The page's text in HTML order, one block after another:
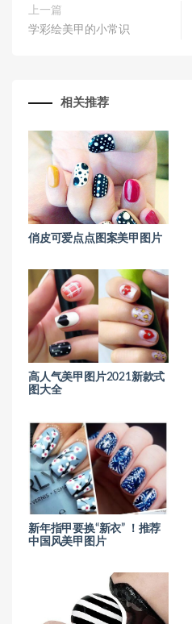
上一篇
学彩绘美甲的小常识
相关推荐
俏皮可爱点点图案美甲图片
高人气美甲图片2021新款式
图大全
新年指甲要换“新衣” ！推荐
中国风美甲图片